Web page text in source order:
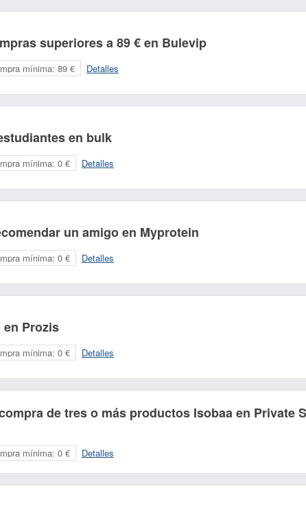
superiores a 89 € en Bulevip
mínima: 89 € Detalles
en bulk
mínima: 0 € Detalles
un amigo en Myprotein
mínima: 0 € Detalles
en Prozis
mínima: 0 € Detalles
de tres o más productos Isobaa en Private
mínima: 0 € Detalles
Correo electrónico: